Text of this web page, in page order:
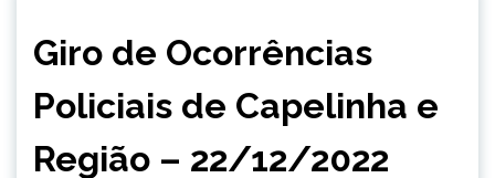
NOTÍCIAS
Giro de Ocorrências
Policiais de Capelinha e
Região – 22/12/2022